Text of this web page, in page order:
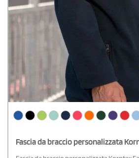
Fascia da braccio personalizzata